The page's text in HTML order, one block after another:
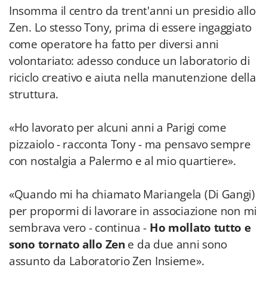
Insomma il centro da trent'anni un presidio allo
Zen. Lo stesso Tony, prima di essere ingaggiato
come operatore ha fatto per diversi anni
volontariato: adesso conduce un laboratorio di
riciclo creativo e aiuta nella manutenzione della
struttura.
«Ho lavorato per alcuni anni a Parigi come
pizzaiolo - racconta Tony - ma pensavo sempre
con nostalgia a Palermo e al mio quartiere».
«Quando mi ha chiamato Mariangela (Di Gangi)
per propormi di lavorare in associazione non mi
sembrava vero - continua - Ho mollato tutto e
sono tornato allo Zen e da due anni sono
assunto da Laboratorio Zen Insieme».